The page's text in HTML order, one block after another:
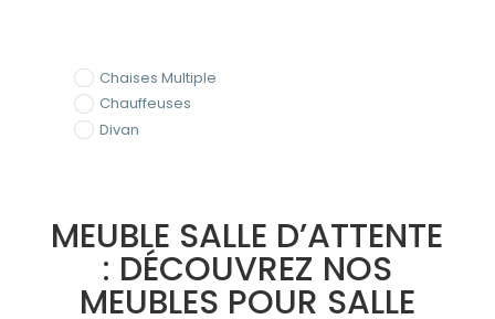
Chaises Multiple
Chauffeuses
Divan
MEUBLE SALLE D’ATTENTE
: DÉCOUVREZ NOS
MEUBLES POUR SALLE